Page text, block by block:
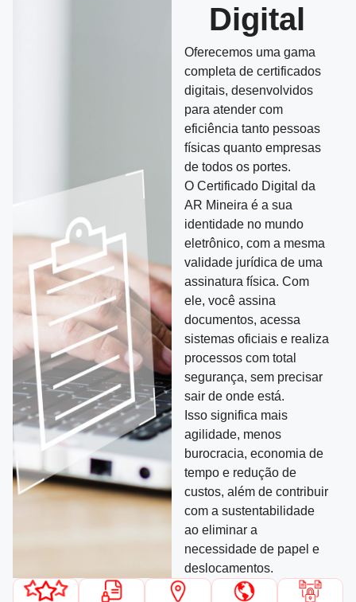
Digital
Oferecemos uma gama
completa de certificados
digitais, desenvolvidos
para atender com
eficiência tanto pessoas
físicas quanto empresas
de todos os portes.
O Certificado Digital da
AR Mineira é a sua
identidade no mundo
eletrônico, com a mesma
validade jurídica de uma
assinatura física. Com
ele, você assina
documentos, acessa
sistemas oficiais e realiza
processos com total
segurança, sem precisar
sair de onde está.
Isso significa mais
agilidade, menos
burocracia, economia de
tempo e redução de
custos, além de contribuir
com a sustentabilidade
ao eliminar a
necessidade de papel e
deslocamentos.